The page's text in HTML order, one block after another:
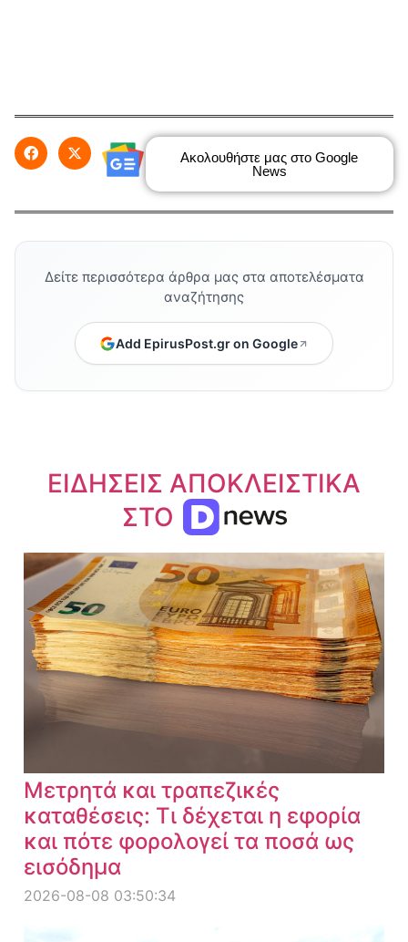
Ακολουθήστε μας στο Google
News
Δείτε περισσότερα άρθρα μας στα αποτελέσματα
αναζήτησης
Add EpirusPost.gr on Google
ΕΙΔΗΣΕΙΣ ΑΠΟΚΛΕΙΣΤΙΚΑ
ΣΤΟ
Μετρητά και τραπεζικές
καταθέσεις: Τι δέχεται η εφορία
και πότε φορολογεί τα ποσά ως
εισόδημα
2026-08-08 03:50:34